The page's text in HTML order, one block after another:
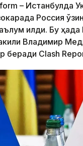
– Истанбулда
Россия
қилди. Бу ҳақда
Владимир
беради Clash